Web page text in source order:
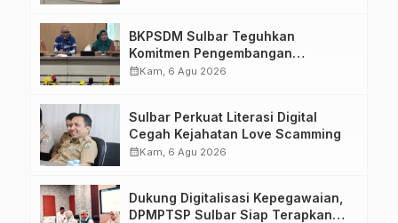
BKPSDM Sulbar Teguhkan
Komitmen Pengembangan
Kompetensi ASN melalui
calendar_monthKam, 6 Agu 2026
Sulbar Perkuat Literasi Digital
Cegah Kejahatan Love Scamming
calendar_monthKam, 6 Agu 2026
Dukung Digitalisasi Kepegawaian,
DPMPTSP Sulbar Siap Terapkan